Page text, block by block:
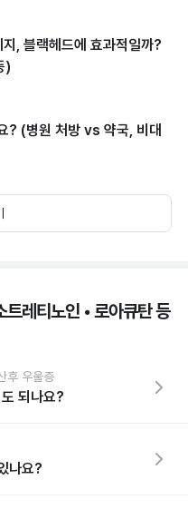
, 블랙헤드에 효과적일까?
)
? (병원 처방 vs 약국, 비대
트레티노인 • 로아큐탄 등
후 우울증
되나요?
나요?